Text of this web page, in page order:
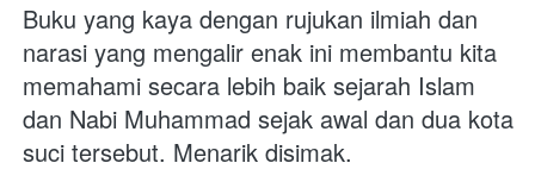
Buku yang kaya dengan rujukan ilmiah dan
narasi yang mengalir enak ini membantu kita
memahami secara lebih baik sejarah Islam
dan Nabi Muhammad sejak awal dan dua kota
suci tersebut. Menarik disimak.